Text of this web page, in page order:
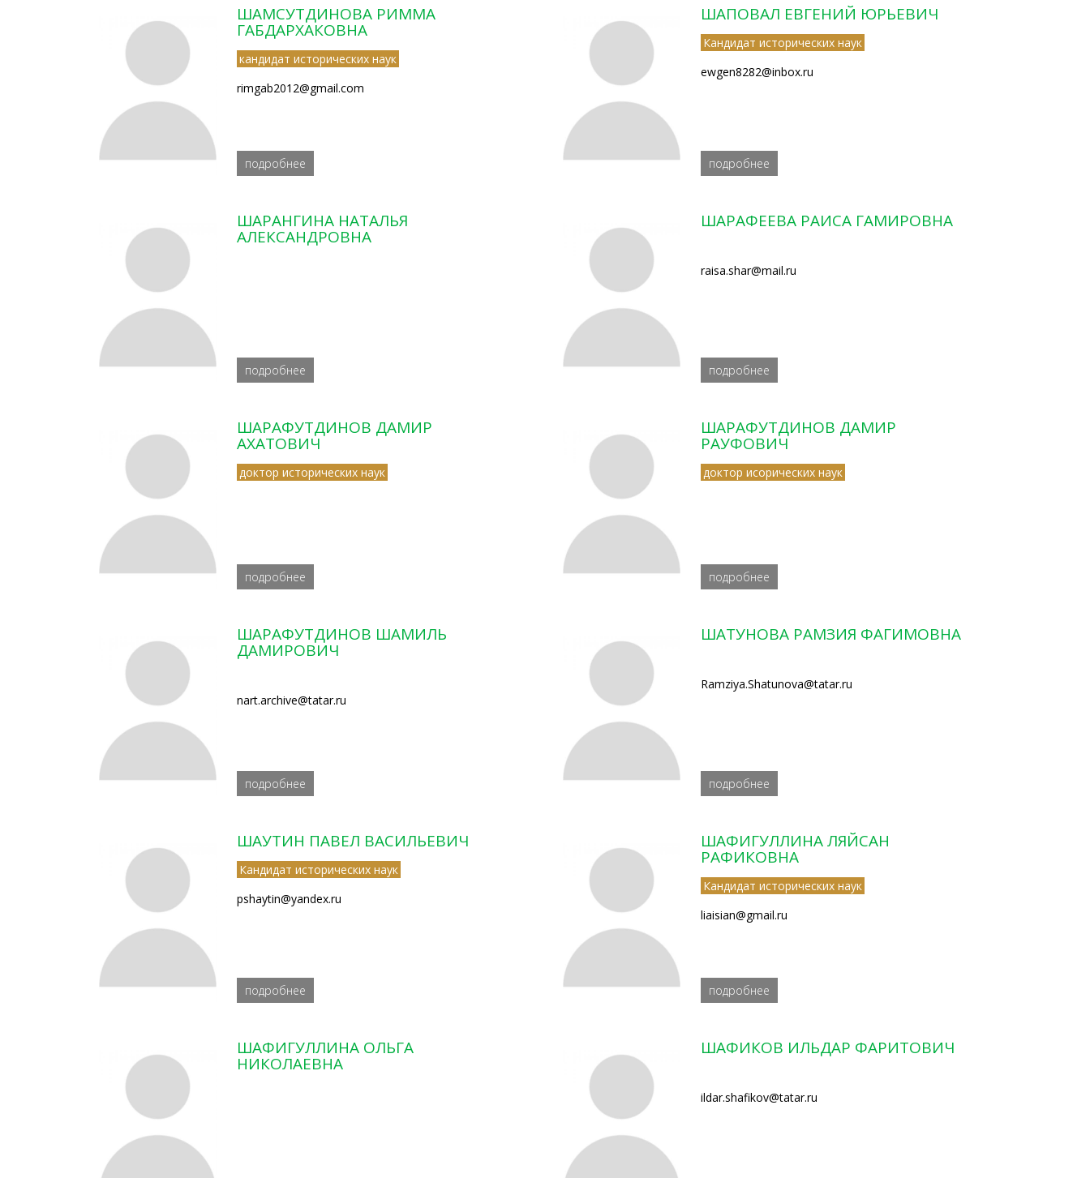
ШАМСУТДИНОВА РИММА
ГАБДАРХАКОВНА
кандидат исторических наук
rimgab2012@gmail.com
подробнее
ШАПОВАЛ ЕВГЕНИЙ ЮРЬЕВИЧ
Кандидат исторических наук
ewgen8282@inbox.ru
подробнее
ШАРАНГИНА НАТАЛЬЯ
АЛЕКСАНДРОВНА
подробнее
ШАРАФЕЕВА РАИСА ГАМИРОВНА
raisa.shar@mail.ru
подробнее
ШАРАФУТДИНОВ ДАМИР
АХАТОВИЧ
доктор исторических наук
подробнее
ШАРАФУТДИНОВ ДАМИР
РАУФОВИЧ
доктор исорических наук
подробнее
ШАРАФУТДИНОВ ШАМИЛЬ
ДАМИРОВИЧ
nart.archive@tatar.ru
подробнее
ШАТУНОВА РАМЗИЯ ФАГИМОВНА
Ramziya.Shatunova@tatar.ru
подробнее
ШАУТИН ПАВЕЛ ВАСИЛЬЕВИЧ
Кандидат исторических наук
pshaytin@yandex.ru
подробнее
ШАФИГУЛЛИНА ЛЯЙСАН
РАФИКОВНА
Кандидат исторических наук
liaisian@gmail.ru
подробнее
ШАФИГУЛЛИНА ОЛЬГА
НИКОЛАЕВНА
ШАФИКОВ ИЛЬДАР ФАРИТОВИЧ
ildar.shafikov@tatar.ru